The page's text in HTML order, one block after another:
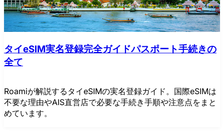
タイeSIM実名登録完全ガイドパスポート手続きの
全て
Roamiが解説するタイeSIMの実名登録ガイド。国際eSIMは
不要な理由やAIS直営店で必要な手続き手順や注意点をまと
めています。